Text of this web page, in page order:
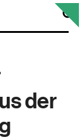
der